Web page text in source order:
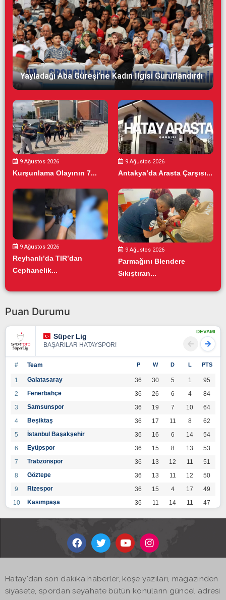
Yayladağı Aba Güreşi’ne Kadın İlgisi Gururlandırdı
9 Ağustos 2026
Kurşunlama Olayının 7...
9 Ağustos 2026
Antakya’da Arasta Çarşısı...
9 Ağustos 2026
Reyhanlı’da TIR’dan
Cephanelik...
9 Ağustos 2026
Parmağını Blendere
Sıkıştıran...
Puan Durumu
Süper Lig
BAŞARILAR HATAYSPOR!
DEVAMI
# Team P W D L PTS
1 Galatasaray 36 30 5 1
95
2
Fenerbahçe 36 26 6 4
84
3
Samsunspor 36 19 7 10
64
4
Beşiktaş 36 17 11 8
62
5
İstanbul Başakşehir 36 16 6 14
54
6
Eyüpspor 36 15 8 13
53
7
Trabzonspor 36 13 12 11
51
8
Göztepe 36 13 11 12
50
9
Rizespor 36 15 4 17
49
10
Kasımpaşa 36 11 14 11
47
36 12
14
Kayserispor 36 11 12 13
45
BB Bodrumspor 17
Sivasspor
Hatay'dan son dakika haberler, köşe yazıları, magazinden
siyasete, spordan seyahate bütün konuların güncel adresi